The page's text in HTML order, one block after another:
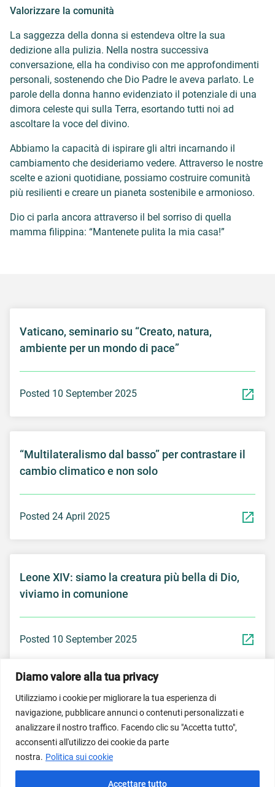
Diamo valore alla tua privacy
Utilizziamo i cookie per migliorare la tua esperienza di
navigazione, pubblicare annunci o contenuti personalizzati e
analizzare il nostro traffico. Facendo clic su "Accetta tutto",
acconsenti all'utilizzo dei cookie da parte
nostra. Politica sui cookie
Accettare tutto
Valorizzare la comunità
La saggezza della donna si estendeva oltre la sua
dedizione alla pulizia. Nella nostra successiva
conversazione, ella ha condiviso con me approfondimenti
personali, sostenendo che Dio Padre le aveva parlato. Le
parole della donna hanno evidenziato il potenziale di una
dimora celeste qui sulla Terra, esortando tutti noi ad
ascoltare la voce del divino.
Abbiamo la capacità di ispirare gli altri incarnando il
cambiamento che desideriamo vedere. Attraverso le nostre
scelte e azioni quotidiane, possiamo costruire comunità
più resilienti e creare un pianeta sostenibile e armonioso.
Dio ci parla ancora attraverso il bel sorriso di quella
mamma filippina: “Mantenete pulita la mia casa!”
Vaticano, seminario su “Creato, natura,
ambiente per un mondo di pace”
Posted 10 September 2025
“Multilateralismo dal basso” per contrastare il
cambio climatico e non solo
Posted 24 April 2025
Leone XIV: siamo la creatura più bella di Dio,
viviamo in comunione
Posted 10 September 2025
© Dicastero per il Servizio per lo Sviluppo Umano
Integrale 2026; Imagem do banner inicial propriedade do
Vatican News/Vatican Media.
Termini di utilizzo del servizio Normativa sulla privacy